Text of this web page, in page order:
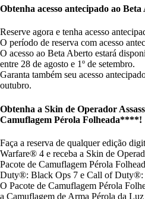
Obtenha acesso antecipado ao
Reserve agora e tenha acesso
O período de reserva com acesso
O acesso ao Beta Aberto estará
entre 28 de agosto e 1º de setembro.
Garanta também seu acesso
outubro.
Obtenha a Skin de Operador
Camuflagem Pérola Folheada****!
Faça a reserva de qualquer edição
Warfare® 4 e receba a Skin de
Pacote de Camuflagem Pérola
Duty®: Black Ops 7 e Call of
O Pacote de Camuflagem Pérola
a Camuflagem de Arma Pérola da